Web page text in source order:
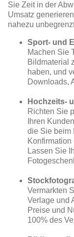
Sie Zeit in der
Umsatz
nahezu
Sport- und
Machen Sie
Bildmaterial
haben, und
Downloads,
Hochzeits-
Richten Sie
Ihren
die Sie beim
Lassen Sie
Vermarkten
Verlage und
Preise und
100% des